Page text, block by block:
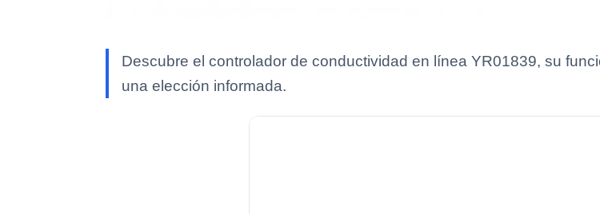
Descubre el controlador de conductividad en línea YR01839, su
una elección informada.